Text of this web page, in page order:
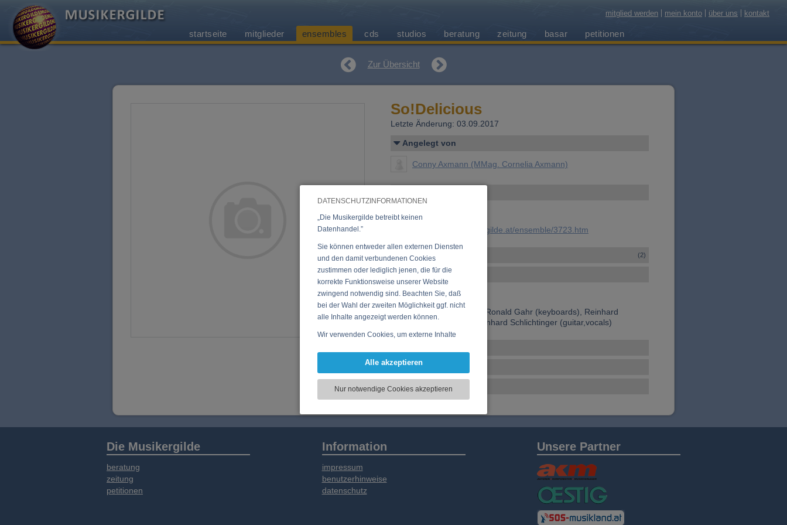
DATENSCHUTZINFORMATIONEN
„Die Musikergilde betreibt keinen
Datenhandel.”
Sie können entweder allen externen Diensten
und den damit verbundenen Cookies
zustimmen oder lediglich jenen, die für die
korrekte Funktionsweise unserer Website
zwingend notwendig sind. Beachten Sie, daß
bei der Wahl der zweiten Möglichkeit ggf. nicht
alle Inhalte angezeigt werden können.
Wir verwenden Cookies, um externe Inhalte
Funktionen für soziale Medien anbieten zu
zu analysieren. Dabei werden ggf.
Informationen zu Ihrer Verwendung unserer
soziale Medien, Werbung und Analysen
weitergegeben. Unsere Partner führen diese
Informationen möglicherweise mit weiteren
Daten zusammen, die Sie bereitgestellt haben
oder die sie im Rahmen Ihrer Nutzung der
Dienste gesammelt haben.
Alle akzeptieren
Nur notwendige Cookies akzeptieren
mitglied werden mein konto über uns kontakt
startseite mitglieder ensembles cds studios beratung zeitung basar petitionen
Zur Übersicht
So!Delicious
Letzte Änderung: 03.09.2017
Angelegt von
Conny Axmann (MMag. Cornelia Axmann)
https://www.musikergilde.at/ensemble/3723.htm
Weitere Ensembles (2)
Ensemble-Details
Jazz, Soul, Funk, RnB
Connie Axmann (vocals), Ronald Gahr (keyboards), Reinhard
Zehetgruber (drums), Bernhard Schlichtinger (guitar,vocals)
Musikstile
CD, DVD, Vinyl
Die Musikergilde
beratung
zeitung
petitionen
Information
impressum
benutzerhinweise
datenschutz
Unsere Partner